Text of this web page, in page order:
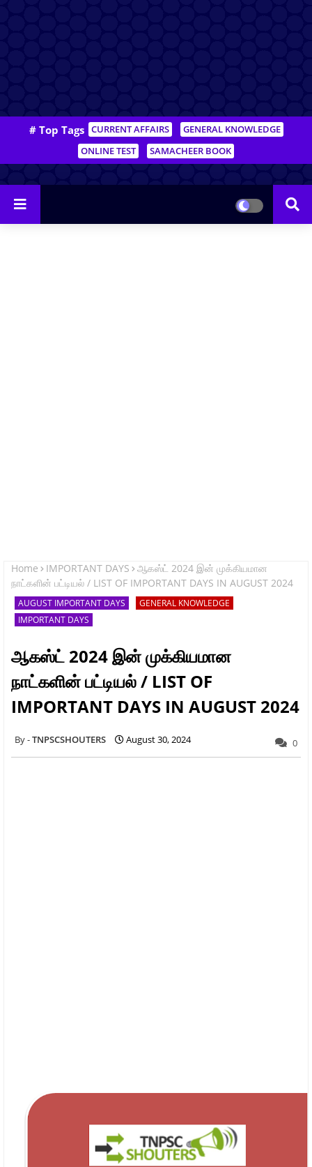
# Top Tags CURRENT AFFAIRS
GENERAL KNOWLEDGE
ONLINE TEST
SAMACHEER BOOK
Home IMPORTANT DAYS
ஆகஸ்ட் 2024 இன் முக்கியமான
நாட்களின் பட்டியல் / LIST OF IMPORTANT DAYS IN AUGUST 2024
AUGUST IMPORTANT DAYS
GENERAL KNOWLEDGE
IMPORTANT DAYS
ஆகஸ்ட் 2024 இன் முக்கியமான
நாட்களின் பட்டியல் / LIST OF
IMPORTANT DAYS IN AUGUST 2024
TNPSCSHOUTERS August 30, 2024 0